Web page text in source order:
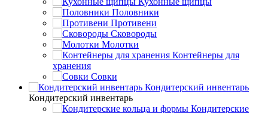
Половники
Противени
Сковороды
Молотки
Контейнеры для
хранения
Совки
Кондитерский инвентарь
Кондитерский инвентарь
Кондитерские